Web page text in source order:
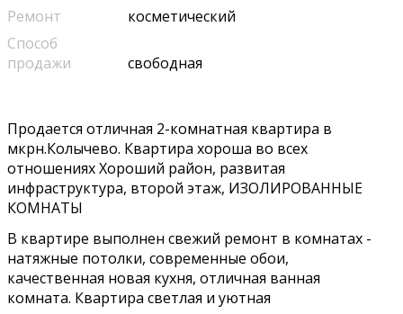
Ремонт
косметический
Способ
продажи
свободная
Продается отличная 2-комнатная квартира в
мкрн.Колычево. Квартира хороша во всех
отношениях Хороший район, развитая
инфраструктура, второй этаж, ИЗОЛИРОВАННЫЕ
КОМНАТЫ
В квартире выполнен свежий ремонт в комнатах -
натяжные потолки, современные обои,
качественная новая кухня, отличная ванная
комната. Квартира светлая и уютная